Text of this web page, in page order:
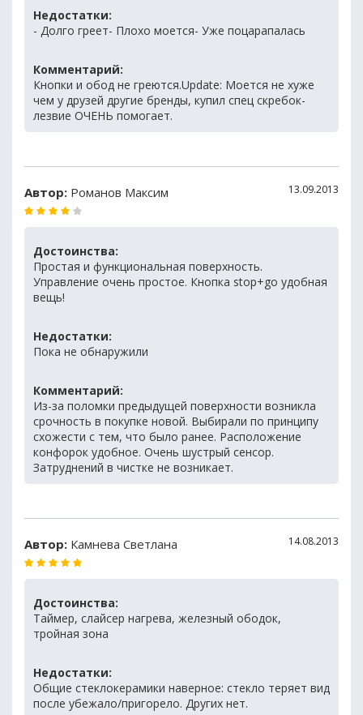
Недостатки:
- Долго греет- Плохо моется- Уже поцарапалась
Комментарий:
Кнопки и обод не греются.Update: Моется не хуже
чем у друзей другие бренды, купил спец скребок-
лезвие ОЧЕНЬ помогает.
Автор: Романов Максим 13.09.2013
Достоинства:
Простая и функциональная поверхность.
Управление очень простое. Кнопка stop+go удобная
вещь!
Недостатки:
Пока не обнаружили
Комментарий:
Из-за поломки предыдущей поверхности возникла
срочность в покупке новой. Выбирали по принципу
схожести с тем, что было ранее. Расположение
конфорок удобное. Очень шустрый сенсор.
Затруднений в чистке не возникает.
Автор: Камнева Светлана 14.08.2013
Достоинства:
Таймер, слайсер нагрева, железный ободок,
тройная зона
Недостатки:
Общие стеклокерамики наверное: стекло теряет вид
после убежало/пригорело. Других нет.